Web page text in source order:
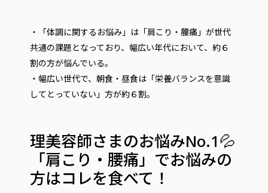
・「体調に関するお悩み」は「肩こり・腰痛」が世代
共通の課題となっており、幅広い年代において、約６
割の方が悩んでいる。
・幅広い世代で、朝食・昼食は「栄養バランスを意識
してとっていない」方が約６割。
理美容師さまのお悩みNo.1💦
「肩こり・腰痛」でお悩みの
方はコレを食べて！